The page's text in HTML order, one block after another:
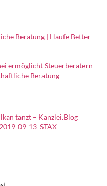
Beratung | Haufe Better
ermöglicht Steuerberatern
Beratung
tanzt – Kanzlei.Blog
09-13_STAX-